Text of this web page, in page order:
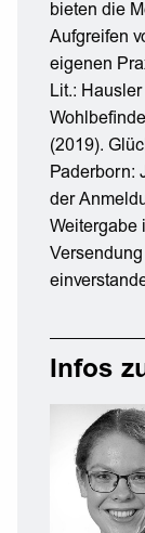
bieten die
Aufgreifen
eigenen
Lit.:
(2019).
Paderborn:
der
Weitergabe
Infos